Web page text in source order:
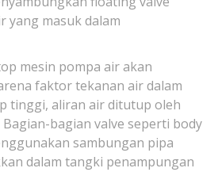
yang masuk dalam
mesin pompa air akan
faktor tekanan air dalam
tinggi, aliran air ditutup oleh
bagian valve seperti body
sambungan pipa
dalam tangki penampungan